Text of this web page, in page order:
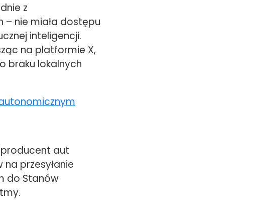
z
nie miała dostępu
inteligencji.
na platformie X,
braku lokalnych
aut
przesyłanie
do Stanów